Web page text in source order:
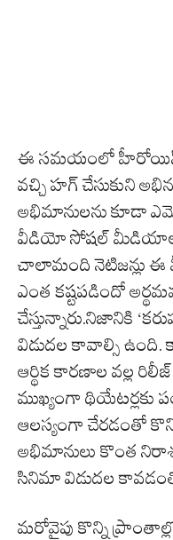
ఈ సమయంలో హీరోయిన్
వచ్చి హగ్ చేసుకుని
అభిమానులను కూడా
వీడియో సోషల్ మీడియాలో
చాలామంది నెటిజన్లు
ఎంత కష్టపడిందో
చేస్తున్నారు.నిజానికి
విడుదల కావాల్సి
ఆర్థిక కారణాల వల్ల
ముఖ్యంగా థియేటర్లకు
ఆలస్యంగా చేరడంతో
అభిమానులు కొంత
సినిమా విడుదల
మరోవైపు కొన్ని